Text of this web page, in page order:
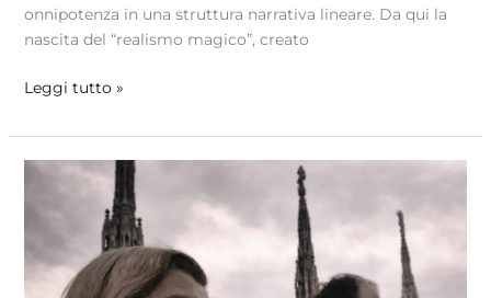
onnipotenza in una struttura narrativa lineare. Da qui la
nascita del “realismo magico”, creato
Leggi tutto »
Ribelli